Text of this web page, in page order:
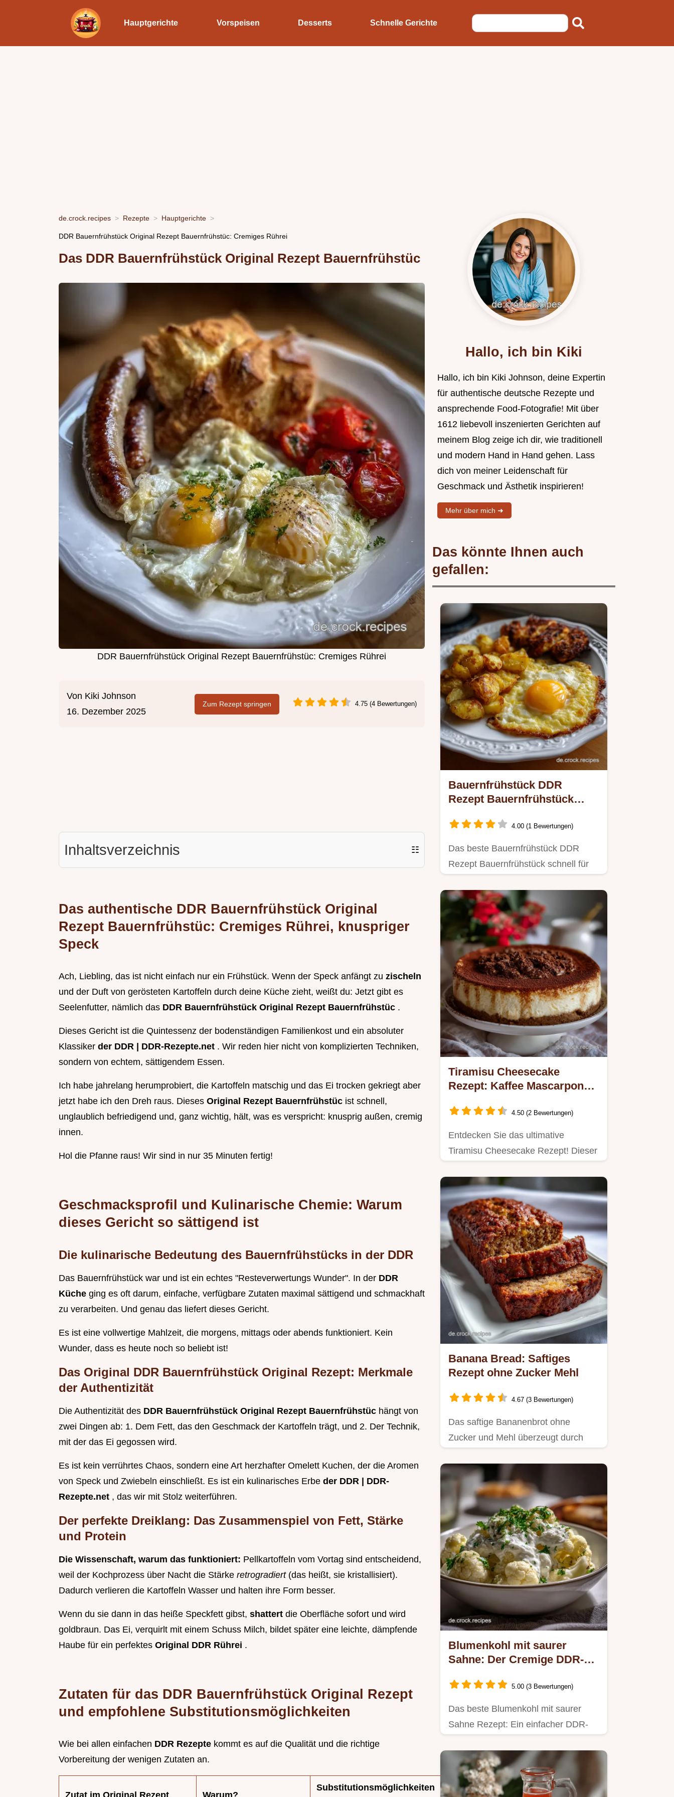
Hauptgerichte Vorspeisen Desserts Schnelle Gerichte
de.crock.recipes Rezepte Hauptgerichte
DDR Bauernfrühstück Original Rezept Bauernfrühstüc: Cremiges Rührei
Das DDR Bauernfrühstück Original Rezept Bauernfrühstüc
DDR Bauernfrühstück Original Rezept Bauernfrühstüc: Cremiges Rührei
Von Kiki Johnson
16. Dezember 2025
Zum Rezept springen 4.75 (4 Bewertungen)
Inhaltsverzeichnis ☷
Das authentische DDR Bauernfrühstück Original
Rezept Bauernfrühstüc: Cremiges Rührei, knuspriger
Speck
Ach, Liebling, das ist nicht einfach nur ein Frühstück. Wenn der Speck anfängt zu zischeln
und der Duft von gerösteten Kartoffeln durch deine Küche zieht, weißt du: Jetzt gibt es
Seelenfutter, nämlich das DDR Bauernfrühstück Original Rezept Bauernfrühstüc .
Dieses Gericht ist die Quintessenz der bodenständigen Familienkost und ein absoluter
Klassiker der DDR | DDR-Rezepte.net . Wir reden hier nicht von komplizierten Techniken,
sondern von echtem, sättigendem Essen.
Ich habe jahrelang herumprobiert, die Kartoffeln matschig und das Ei trocken gekriegt aber
jetzt habe ich den Dreh raus. Dieses Original Rezept Bauernfrühstüc ist schnell,
unglaublich befriedigend und, ganz wichtig, hält, was es verspricht: knusprig außen, cremig
innen.
Hol die Pfanne raus! Wir sind in nur 35 Minuten fertig!
Geschmacksprofil und Kulinarische Chemie: Warum
dieses Gericht so sättigend ist
Die kulinarische Bedeutung des Bauernfrühstücks in der DDR
Das Bauernfrühstück war und ist ein echtes "Resteverwertungs Wunder". In der DDR
Küche ging es oft darum, einfache, verfügbare Zutaten maximal sättigend und schmackhaft
zu verarbeiten. Und genau das liefert dieses Gericht.
Es ist eine vollwertige Mahlzeit, die morgens, mittags oder abends funktioniert. Kein
Wunder, dass es heute noch so beliebt ist!
Das Original DDR Bauernfrühstück Original Rezept: Merkmale
der Authentizität
Die Authentizität des DDR Bauernfrühstück Original Rezept Bauernfrühstüc hängt von
zwei Dingen ab: 1. Dem Fett, das den Geschmack der Kartoffeln trägt, und 2. Der Technik,
mit der das Ei gegossen wird.
Es ist kein verrührtes Chaos, sondern eine Art herzhafter Omelett Kuchen, der die Aromen
von Speck und Zwiebeln einschließt. Es ist ein kulinarisches Erbe der DDR | DDR-
Rezepte.net , das wir mit Stolz weiterführen.
Der perfekte Dreiklang: Das Zusammenspiel von Fett, Stärke
und Protein
Die Wissenschaft, warum das funktioniert: Pellkartoffeln vom Vortag sind entscheidend,
weil der Kochprozess über Nacht die Stärke retrogradiert (das heißt, sie kristallisiert).
Dadurch verlieren die Kartoffeln Wasser und halten ihre Form besser.
Wenn du sie dann in das heiße Speckfett gibst, shattert die Oberfläche sofort und wird
goldbraun. Das Ei, verquirlt mit einem Schuss Milch, bildet später eine leichte, dämpfende
Haube für ein perfektes Original DDR Rührei .
Zutaten für das DDR Bauernfrühstück Original Rezept
und empfohlene Substitutionsmöglichkeiten
Wie bei allen einfachen DDR Rezepte kommt es auf die Qualität und die richtige
Vorbereitung der wenigen Zutaten an.
Substitutionsmöglichkeiten
Hallo, ich bin Kiki
Hallo, ich bin Kiki Johnson, deine Expertin
für authentische deutsche Rezepte und
ansprechende Food-Fotografie! Mit über
1612 liebevoll inszenierten Gerichten auf
meinem Blog zeige ich dir, wie traditionell
und modern Hand in Hand gehen. Lass
dich von meiner Leidenschaft für
Geschmack und Ästhetik inspirieren!
Mehr über mich ➜
Das könnte Ihnen auch
gefallen:
Bauernfrühstück DDR
Rezept Bauernfrühstück
Kartoffeln
4.00 (1 Bewertungen)
Das beste Bauernfrühstück DDR
Rezept Bauernfrühstück schnell für
Tiramisu Cheesecake
Rezept: Kaffee Mascarpone
4.50 (2 Bewertungen)
Entdecken Sie das ultimative
Tiramisu Cheesecake Rezept! Dieser
Banana Bread: Saftiges
Rezept ohne Zucker Mehl
4.67 (3 Bewertungen)
Das saftige Bananenbrot ohne
Zucker und Mehl überzeugt durch
Blumenkohl mit saurer
Sahne: Der Cremige DDR-
5.00 (3 Bewertungen)
Das beste Blumenkohl mit saurer
Sahne Rezept: Ein einfacher DDR-